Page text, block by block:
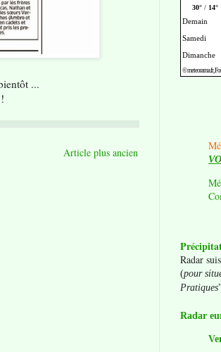
...
Article plus ancien
Radar
(pour
Pratiques
Radar